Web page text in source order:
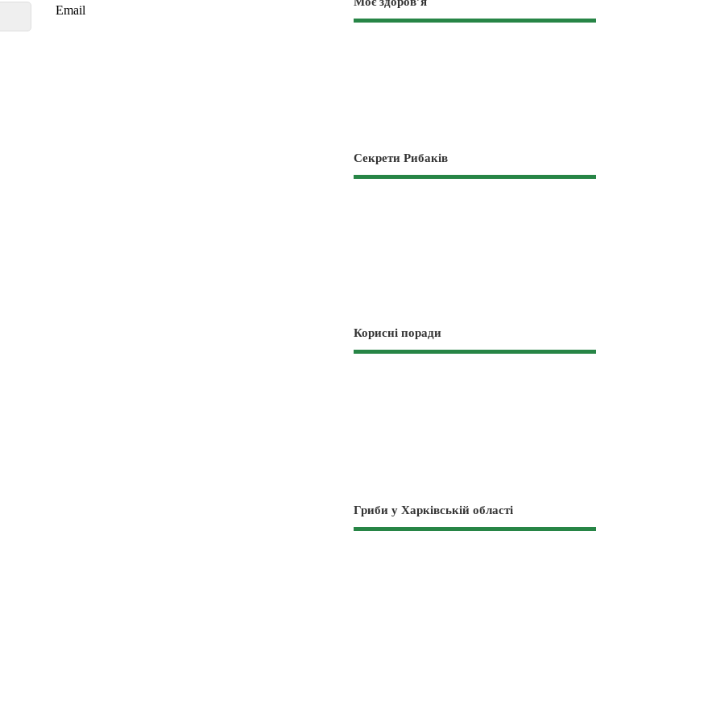
Email
Секрети Рибаків
Корисні поради
Гриби у Харківській області